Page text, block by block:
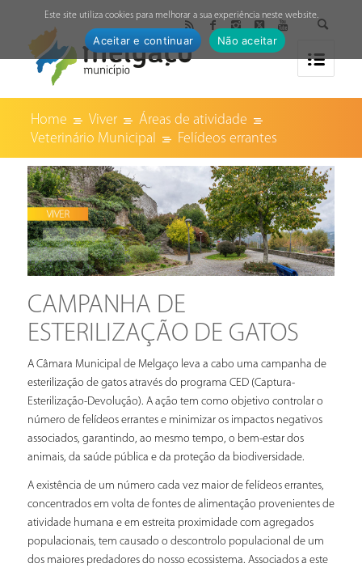
Home Viver
Áreas de atividade
Veterinário Municipal
Felídeos errantes
CAMPANHA DE
ESTERILIZAÇÃO DE GATOS
A Câmara Municipal de Melgaço leva a cabo uma campanha de
esterilização de gatos através do programa CED (Captura-
Esterilização-Devolução). A ação tem como objetivo controlar o
número de felídeos errantes e minimizar os impactos negativos
associados, garantindo, ao mesmo tempo, o bem-estar dos
animais, da saúde pública e da proteção da biodiversidade.
A existência de um número cada vez maior de felídeos errantes,
concentrados em volta de fontes de alimentação provenientes de
atividade humana e em estreita proximidade com agregados
populacionais, tem causado o descontrolo populacional de um
dos maiores predadores do nosso ecossistema. Associados a este
Este site utiliza cookies para melhorar a sua experiência neste website.
Aceitar e continuar Não aceitar